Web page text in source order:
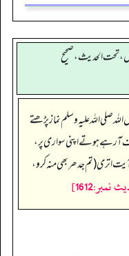
تحت الحديث ، صحيح
صلی اللہ علیہ وسلم نماز پڑھتے
آ رہے ہوتے اپنی سواری پر،
اتری (تم جدھر بھی منہ کرو،